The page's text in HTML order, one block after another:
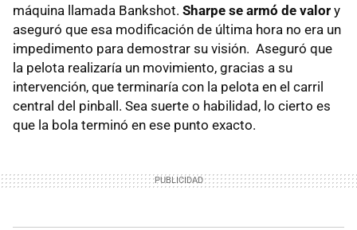
máquina llamada Bankshot. Sharpe se armó de valor y
aseguró que esa modificación de última hora no era un
impedimento para demostrar su visión. Aseguró que
la pelota realizaría un movimiento, gracias a su
intervención, que terminaría con la pelota en el carril
central del pinball. Sea suerte o habilidad, lo cierto es
que la bola terminó en ese punto exacto.